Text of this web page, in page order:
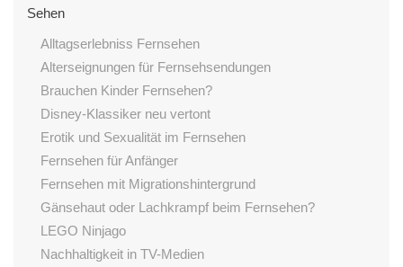
Sehen
Alltagserlebniss Fernsehen
Alterseignungen für Fernsehsendungen
Brauchen Kinder Fernsehen?
Disney-Klassiker neu vertont
Erotik und Sexualität im Fernsehen
Fernsehen für Anfänger
Fernsehen mit Migrationshintergrund
Gänsehaut oder Lachkrampf beim Fernsehen?
LEGO Ninjago
Nachhaltigkeit in TV-Medien